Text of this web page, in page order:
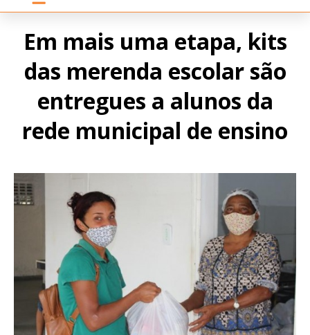
Em mais uma etapa, kits
das merenda escolar são
entregues a alunos da
rede municipal de ensino